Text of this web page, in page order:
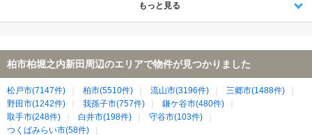
もっと見る
柏市柏堀之内新田周辺のエリアで物件が見つかりました
松戸市(7147件) 柏市(5510件) 流山市(3196件)
三郷市(1488件)
野田市(1242件)
我孫子市(757件)
鎌ケ谷市(480件)
取手市(248件)
白井市(198件)
守谷市(103件)
つくばみらい市(58件)